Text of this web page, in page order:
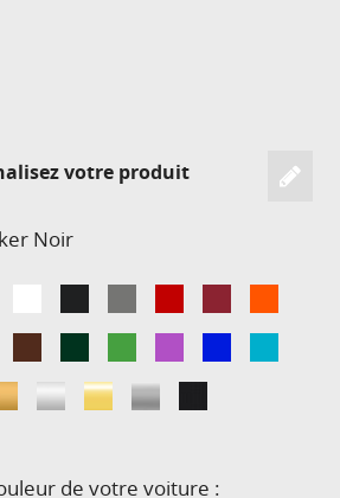
votre produit
Noir
de votre voiture :